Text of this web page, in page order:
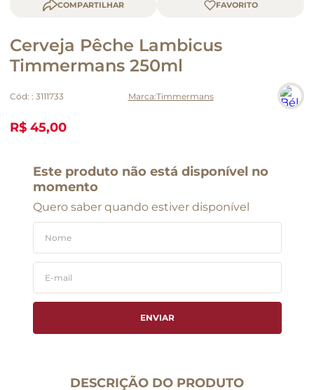
COMPARTILHAR
Cerveja Pêche Lambicus
Timmermans 250ml
Cód: : 3111733 Timmermans
R$ 45,00
Este produto não está disponível no
momento
Quero saber quando estiver disponível
ENVIAR
DESCRIÇÃO DO PRODUTO